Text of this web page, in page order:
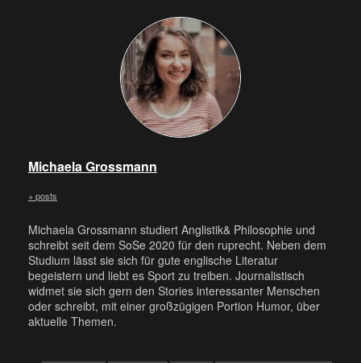
Michaela Grossmann
+ posts
Michaela Grossmann studiert Anglistik& Philosophie und
schreibt seit dem SoSe 2020 für den ruprecht. Neben dem
Studium lässt sie sich für gute englische Literatur
begeistern und liebt es Sport zu treiben. Journalistisch
widmet sie sich gern den Stories interessanter Menschen
oder schreibt, mit einer großzügigen Portion Humor, über
aktuelle Themen.